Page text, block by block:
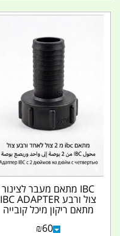
IBC מתאם מעבר לצינור
צול ורבע IBC ADAPTER
מתאם ריקון מיכל קובייה
1000L קמפינג...
₪60